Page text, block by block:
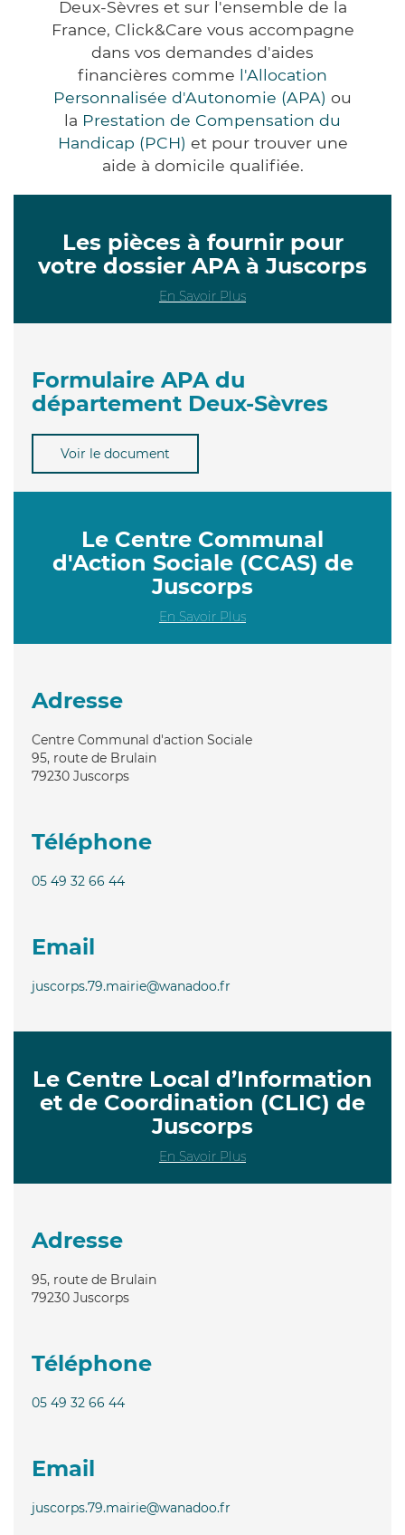
Deux-Sèvres et sur l'ensemble de la
France, Click&Care vous accompagne
dans vos demandes d'aides
financières comme l'Allocation
Personnalisée d'Autonomie (APA) ou
la Prestation de Compensation du
Handicap (PCH) et pour trouver une
aide à domicile qualifiée.
Les pièces à fournir pour
votre dossier APA à Juscorps
En Savoir Plus
Formulaire APA du
département Deux-Sèvres
Voir le document
Le Centre Communal
d'Action Sociale (CCAS) de
Juscorps
En Savoir Plus
Adresse
Centre Communal d'action Sociale
95, route de Brulain
79230 Juscorps
Téléphone
05 49 32 66 44
Email
juscorps.79.mairie@wanadoo.fr
Le Centre Local d’Information
et de Coordination (CLIC) de
Juscorps
En Savoir Plus
Adresse
95, route de Brulain
79230 Juscorps
Téléphone
05 49 32 66 44
Email
juscorps.79.mairie@wanadoo.fr